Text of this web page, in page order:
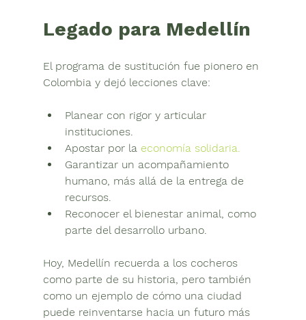
Legado para Medellín
El programa de sustitución fue pionero en
Colombia y dejó lecciones clave:
Planear con rigor y articular
instituciones.
Apostar por la economía solidaria.
Garantizar un acompañamiento
humano, más allá de la entrega de
recursos.
Reconocer el bienestar animal, como
parte del desarrollo urbano.
Hoy, Medellín recuerda a los cocheros
como parte de su historia, pero también
como un ejemplo de cómo una ciudad
puede reinventarse hacia un futuro más